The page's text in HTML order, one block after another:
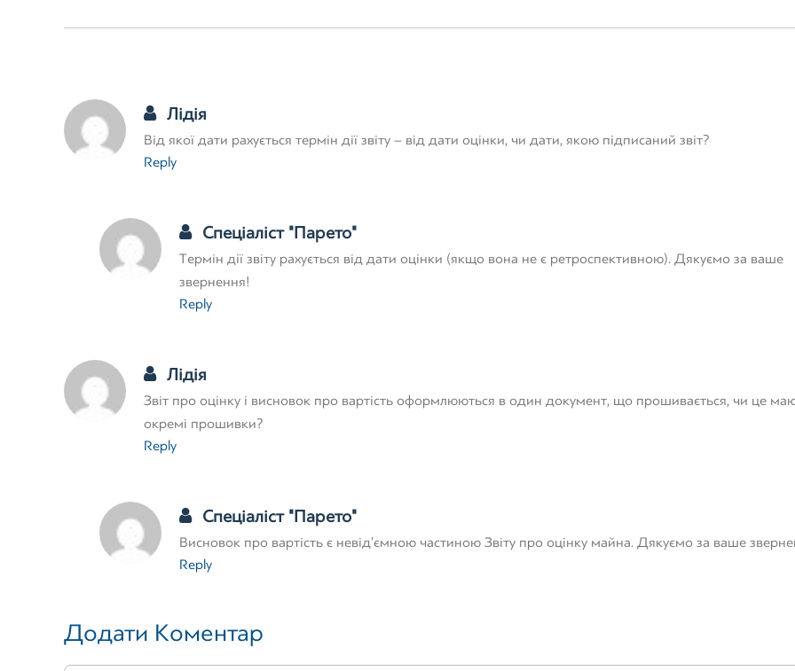
Лідія
Від якої дати рахується термін дії звіту – від дати оцінки, чи дати, якою підписаний звіт?
Reply
Спеціаліст "Парето"
Термін дії звіту рахується від дати оцінки (якщо вона не є ретроспективною). Дякуємо за ваше
звернення!
Reply
Лідія
Звіт про оцінку і висновок про вартість оформлюються в один документ, що прошивається, чи це
окремі прошивки?
Reply
Спеціаліст "Парето"
Висновок про вартість є невід’ємною частиною Звіту про оцінку майна. Дякуємо за ваше
Reply
Додати Коментар